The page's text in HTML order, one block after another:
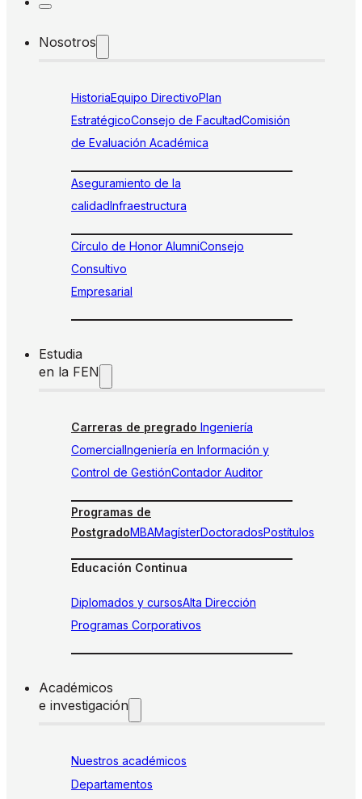
Nosotros
HistoriaEquipo DirectivoPlan
EstratégicoConsejo de FacultadComisión
de Evaluación Académica
Aseguramiento de la
calidadInfraestructura
Círculo de Honor AlumniConsejo
Consultivo
Empresarial
Estudia
en la FEN
Carreras de pregrado Ingeniería
ComercialIngeniería en Información y
Control de GestiónContador Auditor
Programas de
PostgradoMBAMagísterDoctoradosPostítulos
Educación Continua
Diplomados y cursosAlta Dirección
Programas Corporativos
Académicos
e investigación
Nuestros académicos
Departamentos